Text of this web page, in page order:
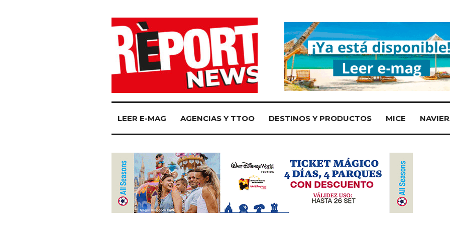
LEER E-MAG AGENCIAS Y TTOO DESTINOS Y PRODUCTOS MICE